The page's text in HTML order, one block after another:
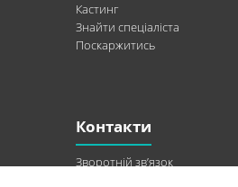
Кастинг
Знайти спеціаліста
Поскаржитись
Контакти
Зворотній зв’язок